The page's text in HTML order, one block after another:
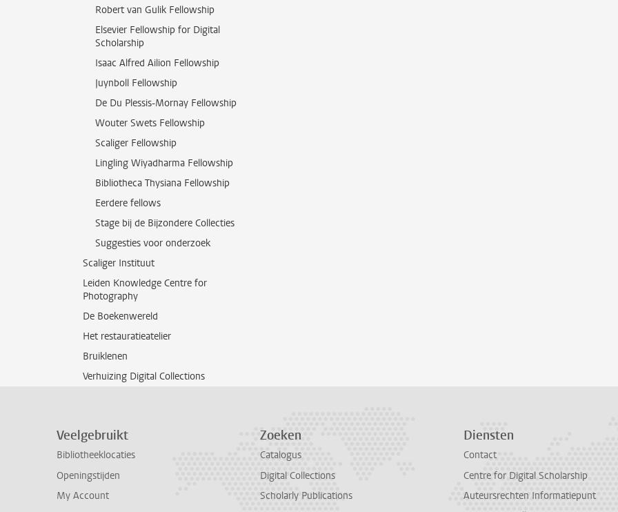
Robert van Gulik Fellowship
Elsevier Fellowship for Digital
Scholarship
Isaac Alfred Ailion Fellowship
Juynboll Fellowship
De Du Plessis-Mornay Fellowship
Wouter Swets Fellowship
Scaliger Fellowship
Lingling Wiyadharma Fellowship
Bibliotheca Thysiana Fellowship
Eerdere fellows
Stage bij de Bijzondere Collecties
Suggesties voor onderzoek
Scaliger Instituut
Leiden Knowledge Centre for
Photography
De Boekenwereld
Het restauratieatelier
Bruiklenen
Verhuizing Digital Collections
Veelgebruikt
Bibliotheeklocaties
Openingstijden
My Account
Zoeken
Catalogus
Digital Collections
Scholarly Publications
Diensten
Contact
Centre for Digital Scholarship
Auteursrechten Informatiepunt